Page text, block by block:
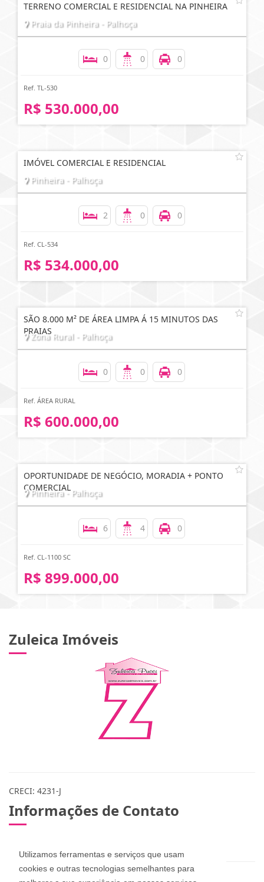
Utilizamos ferramentas e serviços que usam
cookies e outras tecnologias semelhantes para
TERRENO COMERCIAL E RESIDENCIAL NA PINHEIRA
Praia da Pinheira - Palhoça
0 0 0
Ref. TL-530
R$ 530.000,00
IMÓVEL COMERCIAL E RESIDENCIAL
Pinheira - Palhoça
2 0 0
Ref. CL-534
R$ 534.000,00
SÃO 8.000 M² DE ÁREA LIMPA Á 15 MINUTOS DAS
PRAIAS
Zona Rural - Palhoça
0 0 0
Ref. ÁREA RURAL
R$ 600.000,00
OPORTUNIDADE DE NEGÓCIO, MORADIA + PONTO
COMERCIAL
Pinheira - Palhoça
6 4 0
Ref. CL-1100 SC
R$ 899.000,00
Zuleica Imóveis
CRECI: 4231-J
Informações de Contato